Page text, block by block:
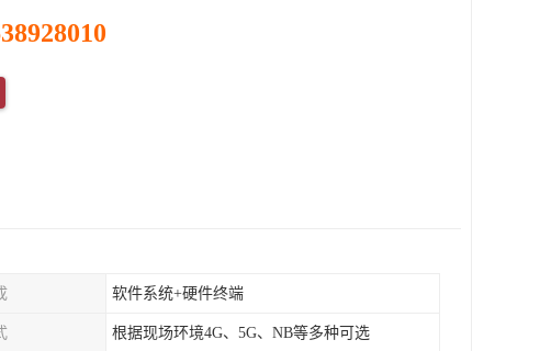
软件系统+硬件终端
根据现场环境4G、5G、NB等多种可选